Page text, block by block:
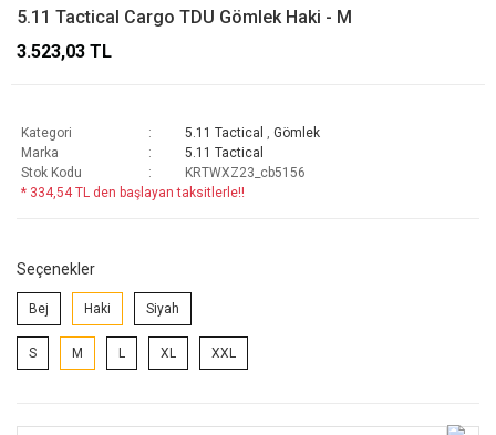
5.11 Tactical Cargo TDU Gömlek Haki - M
3.523,03 TL
Kategori 5.11 Tactical
Gömlek
Marka
5.11 Tactical
Stok Kodu
KRTWXZ23_cb5156
* 334,54 TL den başlayan taksitlerle!!
Seçenekler
Bej Haki Siyah
S M L XL XXL